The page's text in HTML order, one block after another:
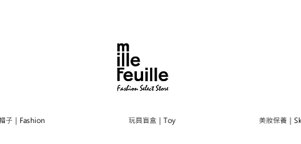
子｜Fashion 玩具盲盒｜Toy 美妝保養｜